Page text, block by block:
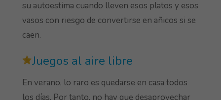
su autoestima cuando lleven esos platos y esos
vasos con riesgo de convertirse en añicos si se
caen.
Juegos al aire libre
En verano, lo raro es quedarse en casa todos
los días. Por tanto, no hay que desaprovechar